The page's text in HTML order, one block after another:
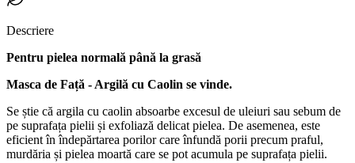
Descriere
Pentru pielea normală până la grasă
Masca de Față - Argilă cu Caolin se vinde.
Se știe că argila cu caolin absoarbe excesul de uleiuri sau sebum de
pe suprafața pielii și exfoliază delicat pielea. De asemenea, este
eficient în îndepărtarea porilor care înfundă porii precum praful,
murdăria și pielea moartă care se pot acumula pe suprafața pielii.